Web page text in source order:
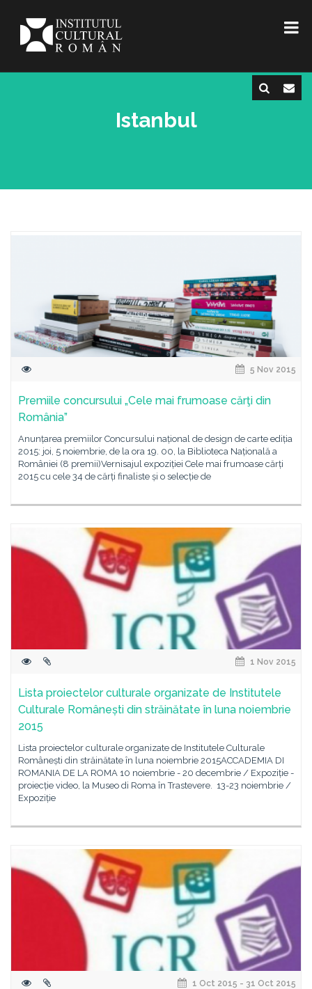
Istanbul
5 Nov 2015
Premiile concursului „Cele mai frumoase cărţi din
România”
Anunțarea premiilor Concursului național de design de carte ediția
2015: joi, 5 noiembrie, de la ora 19. 00, la Biblioteca Națională a
României (8 premii)Vernisajul expoziției Cele mai frumoase cărți
2015 cu cele 34 de cărți finaliste și o selecție de
1 Nov 2015
Lista proiectelor culturale organizate de Institutele
Culturale Românești din străinătate în luna noiembrie
2015
Lista proiectelor culturale organizate de Institutele Culturale
Românești din străinătate în luna noiembrie 2015ACCADEMIA DI
ROMANIA DE LA ROMA 10 noiembrie - 20 decembrie / Expoziție -
proiecție video, la Museo di Roma în Trastevere. 13-23 noiembrie /
Expoziție
1 Oct 2015 - 31 Oct 2015